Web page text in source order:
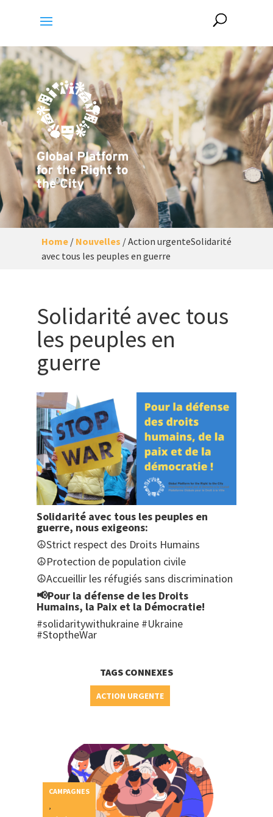
Home/ Nouvelles /Action urgenteSolidarité
avec tous les peuples en guerre
Solidarité avec tous
les peuples en
guerre
Solidarité avec tous les peuples en
guerre, nous exigeons:
☮️Strict respect des Droits Humains
☮️Protection de population civile
☮️Accueillir les réfugiés sans discrimination
📢Pour la défense de les Droits
Humains, la Paix et la Démocratie!
#solidaritywithukraine #Ukraine
#StoptheWar
TAGS CONNEXES
ACTION URGENTE
CAMPAGNES